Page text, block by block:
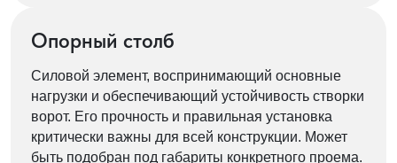
Опорный столб
Силовой элемент, воспринимающий основные
нагрузки и обеспечивающий устойчивость створки
ворот. Его прочность и правильная установка
критически важны для всей конструкции. Может
быть подобран под габариты конкретного проема.